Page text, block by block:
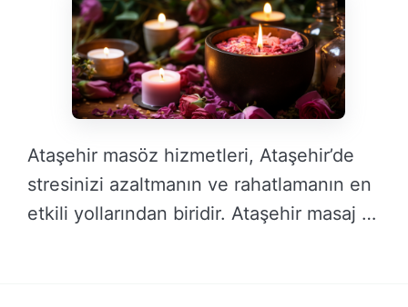
Ataşehir masöz hizmetleri, Ataşehir’de
stresinizi azaltmanın ve rahatlamanın en
etkili yollarından biridir. Ataşehir masaj …